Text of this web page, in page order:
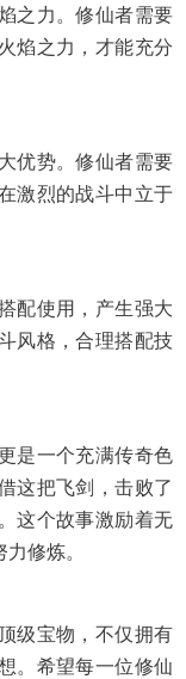
之力。修仙者需要
焰之力，才能充分
优势。修仙者需要
激烈的战斗中立于
配使用，产生强大
风格，合理搭配技
是一个充满传奇色
这把飞剑，击败了
这个故事激励着无
修炼。
级宝物，不仅拥有
。希望每一位修仙